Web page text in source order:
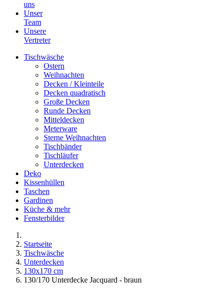
uns
Unser
Team
Unsere
Vertreter
Tischwäsche
Ostern
Weihnachten
Decken / Kleinteile
Decken quadratisch
Große Decken
Runde Decken
Mitteldecken
Meterware
Sterne Weihnachten
Tischbänder
Tischläufer
Unterdecken
Deko
Kissenhüllen
Taschen
Gardinen
Küche & mehr
Fensterbilder
Startseite
Tischwäsche
Unterdecken
130x170 cm
130/170 Unterdecke Jacquard - braun